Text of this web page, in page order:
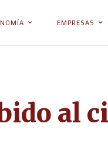
EMPRESAS
al